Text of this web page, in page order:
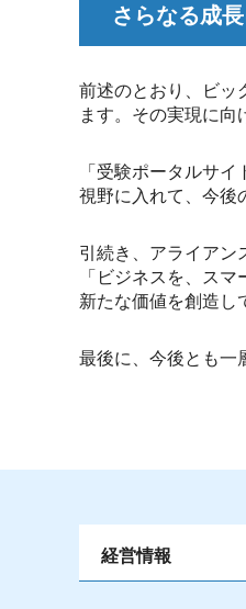
さらなる成
前述のとおり、ビッ
ます。その実現に向
「受験ポータルサ
視野に入れて、今後
引続き、アライアン
「ビジネスを、ス
新たな価値を創造し
最後に、今後とも一
経営情報